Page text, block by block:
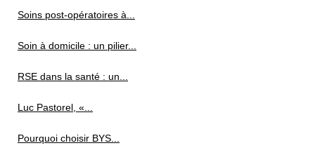
Soins post‑opératoires à...
Soin à domicile : un pilier...
RSE dans la santé : un...
Luc Pastorel, «...
Pourquoi choisir BYS...